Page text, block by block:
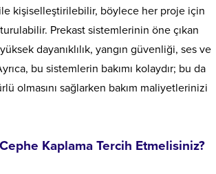
kişiselleştirilebilir, böylece her proje için
Prekast sistemlerinin öne çıkan
dayanıklılık, yangın güvenliği, ses ve
Ayrıca, bu sistemlerin bakımı kolaydır; bu da
olmasını sağlarken bakım maliyetlerinizi
Kaplama Tercih Etmelisiniz?